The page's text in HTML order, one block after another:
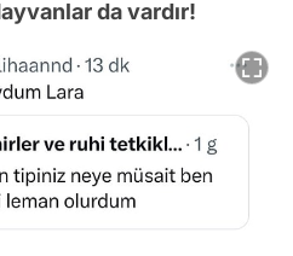
da vardır!